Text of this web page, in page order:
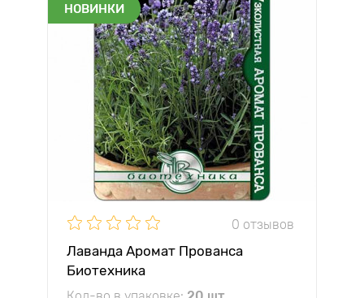
НОВИНКИ
0 отзывов
Лаванда Аромат Прованса
Биотехника